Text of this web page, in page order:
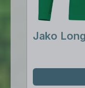
Jako